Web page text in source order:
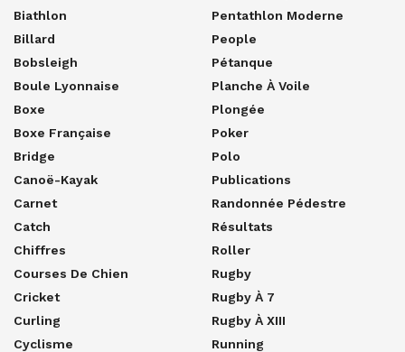
Biathlon
Billard
Bobsleigh
Boule Lyonnaise
Boxe
Boxe Française
Bridge
Canoë-Kayak
Carnet
Catch
Chiffres
Courses De Chien
Cricket
Curling
Cyclisme
Pentathlon Moderne
People
Pétanque
Planche À Voile
Plongée
Poker
Polo
Publications
Randonnée Pédestre
Résultats
Roller
Rugby
Rugby À 7
Rugby À XIII
Running